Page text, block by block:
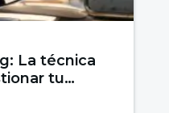
La técnica
tu